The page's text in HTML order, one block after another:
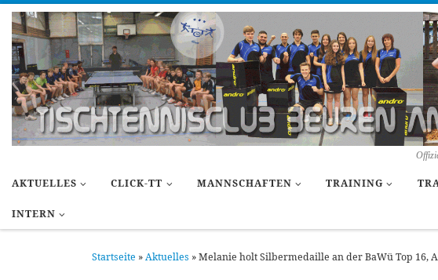
Zum Inhalt springen
AKTUELLES CLICK-TT MANNSCHAFTEN TRAINING
INTERN
Startseite »Aktuelles »Melanie holt Silbermedaille an der BaWü Top 16,